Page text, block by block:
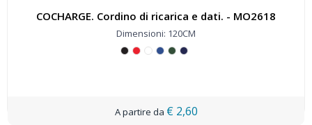
COCHARGE. Cordino di ricarica e dati. - MO2618
Dimensioni: 120CM
€ 2,60